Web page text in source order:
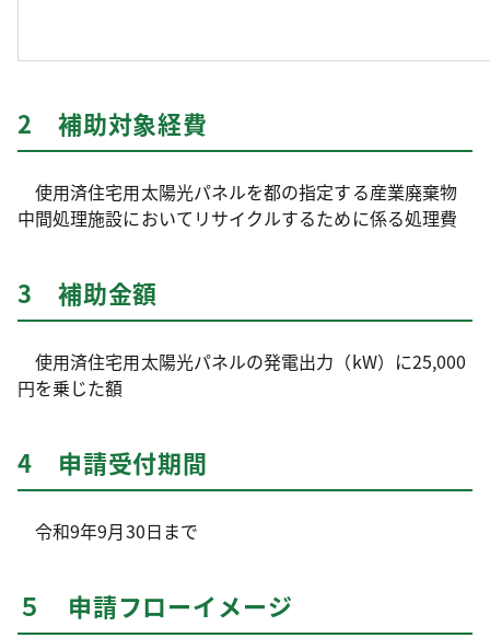
2 補助対象経費
使用済住宅用太陽光パネルを都の指定する産業廃棄物
中間処理施設においてリサイクルするために係る処理費
3 補助金額
使用済住宅用太陽光パネルの発電出力（kW）に25,000
円を乗じた額
4 申請受付期間
令和9年9月30日まで
５ 申請フローイメージ